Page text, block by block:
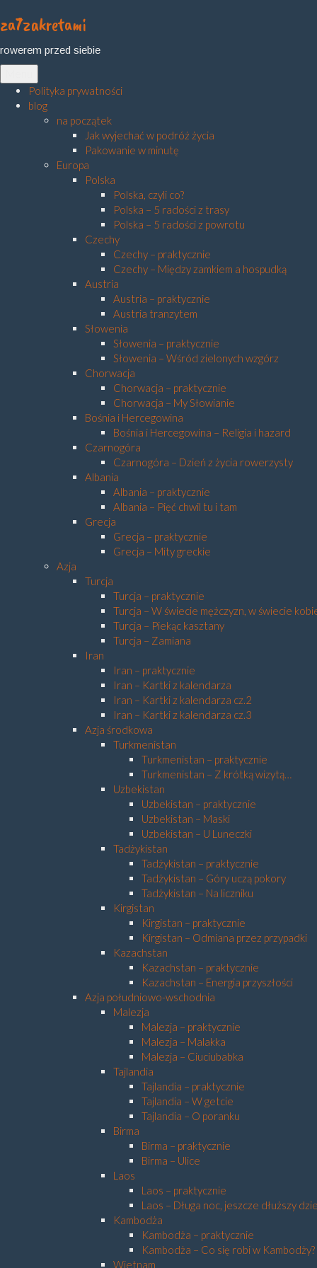
Skip
content
za7zakretami
rowerem przed siebie
Polityka prywatności
blog
na początek
Jak wyjechać w podróż życia
Pakowanie w minutę
Europa
Polska
Polska, czyli co?
Polska – 5 radości z trasy
Polska – 5 radości z powrotu
Czechy
Czechy – praktycznie
Czechy – Między zamkiem a hospudką
Austria
Austria – praktycznie
Austria tranzytem
Słowenia
Słowenia – praktycznie
Słowenia – Wśród zielonych wzgórz
Chorwacja
Chorwacja – praktycznie
Chorwacja – My Słowianie
Bośnia i Hercegowina
Bośnia i Hercegowina – Religia i hazard
Czarnogóra
Czarnogóra – Dzień z życia rowerzysty
Albania
Albania – praktycznie
Albania – Pięć chwil tu i tam
Grecja
Grecja – praktycznie
Grecja – Mity greckie
Azja
Turcja
Turcja – praktycznie
Turcja – W świecie mężczyzn, w świecie
Turcja – Piekąc kasztany
Turcja – Zamiana
Iran
Iran – praktycznie
Iran – Kartki z kalendarza
Iran – Kartki z kalendarza cz.2
Iran – Kartki z kalendarza cz.3
Azja środkowa
Turkmenistan
Turkmenistan – praktycznie
Turkmenistan – Z krótką wizytą…
Uzbekistan
Uzbekistan – praktycznie
Uzbekistan – Maski
Uzbekistan – U Luneczki
Tadżykistan
Tadżykistan – praktycznie
Tadżykistan – Góry uczą pokory
Tadżykistan – Na liczniku
Kirgistan
Kirgistan – praktycznie
Kirgistan – Odmiana przez przypadki
Kazachstan
Kazachstan – praktycznie
Kazachstan – Energia przyszłości
Azja południowo-wschodnia
Malezja
Malezja – praktycznie
Malezja – Malakka
Malezja – Ciuciubabka
Tajlandia
Tajlandia – praktycznie
Tajlandia – W getcie
Tajlandia – O poranku
Birma
Birma – praktycznie
Birma – Ulice
Laos
Laos – praktycznie
Laos – Długa noc, jeszcze dłuższy
Kambodża
Kambodża – praktycznie
Kambodża – Co się robi w Kambodży?
Wietnam